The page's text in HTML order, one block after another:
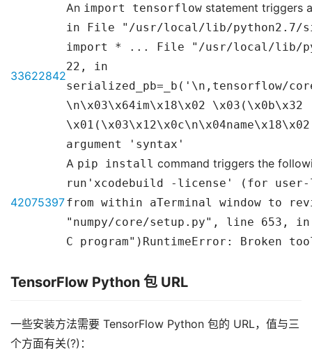
33622842
An import tensorflow statement triggers
in File "/usr/local/lib/python2.7/
import * ... File "/usr/local/lib/
22, in
serialized_pb=_b('\n,tensorflow/
\n\x03\x64im\x18\x02 \x03(\x0b\x32
argument 'syntax'
42075397
A pip install command triggers the
run'xcodebuild -license' (for user-
from within aTerminal window to
"numpy/core/setup.py", line 653,
C program")RuntimeError: Broken
TensorFlow Python 包 URL
一些安装方法需要 TensorFlow Python 包的 URL，值与三
个方面有关(?)：